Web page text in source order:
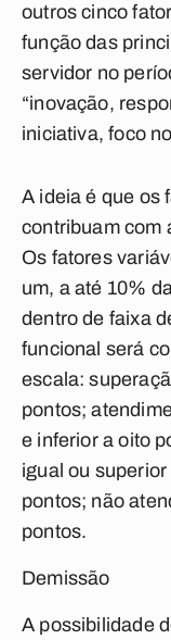
outros cinco
função das
servidor no
“inovação,
iniciativa, foco
A ideia é que os
contribuam com
Os fatores
um, a até 10%
dentro de faixa
funcional será
escala:
pontos;
e inferior a oito
igual ou
pontos; não
pontos.
Demissão
A possibilidade